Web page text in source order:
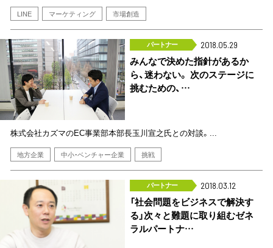
LINE マーケティング 市場創造
パートナー 2018.05.29
みんなで決めた指針があるか
ら、迷わない。 次のステージに
挑むための、…
株式会社カズマのEC事業部本部長玉川宣之氏との対談。...
地方企業 中小・ベンチャー企業 挑戦
パートナー 2018.03.12
「社会問題をビジネスで解決す
る」次々と難題に取り組むゼネ
ラルパートナ…